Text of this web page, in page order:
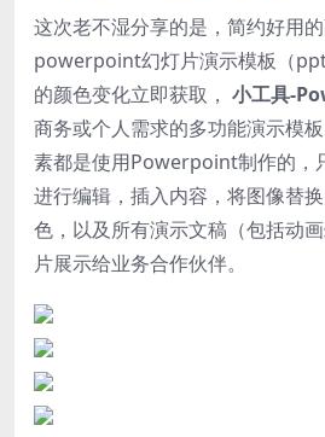
这次老不湿分享的是，简约好用
powerpoint幻灯片演示模板（
的颜色变化立即获取， 小工具-
商务或个人需求的多功能演示模
素都是使用Powerpoint制作的
进行编辑，插入内容，将图像替
色，以及所有演示文稿（包括动
片展示给业务合作伙伴。